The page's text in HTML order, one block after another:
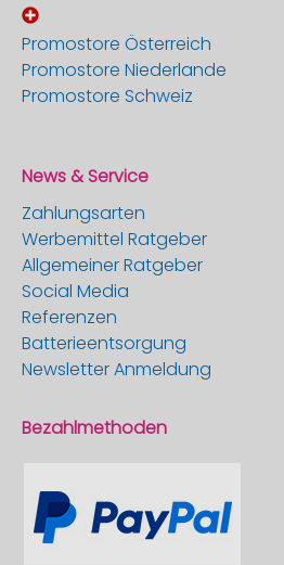
Promostore Österreich
Promostore Niederlande
Promostore Schweiz
News & Service
Zahlungsarten
Werbemittel Ratgeber
Allgemeiner Ratgeber
Social Media
Referenzen
Batterieentsorgung
Newsletter Anmeldung
Bezahlmethoden